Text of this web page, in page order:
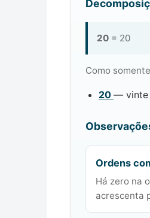
20 = 20
Como
20 — vinte
Ordens
Há zero na
acrescenta